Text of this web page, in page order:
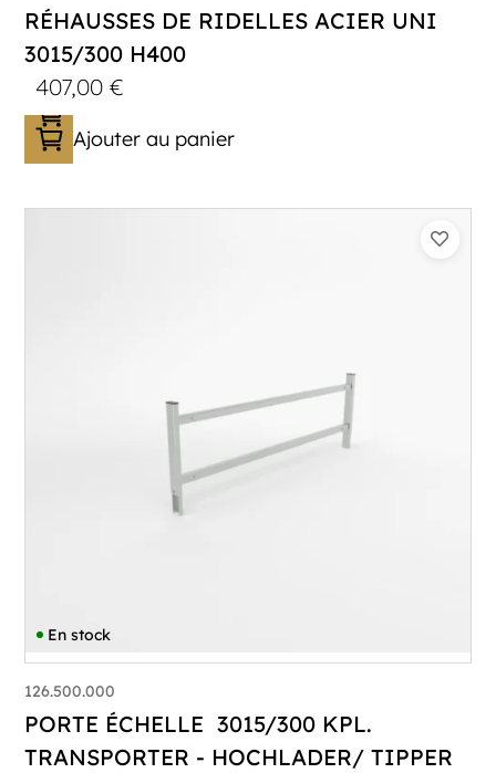
RÉHAUSSES DE RIDELLES ACIER UNI
3015/300 H400
407,00€
Ajouter au panier
En stock
126.500.000
PORTE ÉCHELLE 3015/300 KPL.
TRANSPORTER - HOCHLADER/ TIPPER